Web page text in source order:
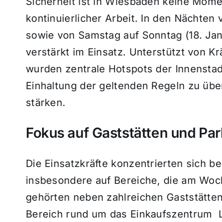
kontinuierlicher Arbeit. In den Nächten
sowie von Samstag auf Sonntag (18.
verstärkt im Einsatz. Unterstützt von
wurden zentrale Hotspots der
Einhaltung der geltenden Regeln zu
stärken.
Fokus auf Gaststätten und
Die Einsatzkräfte konzentrierten sich
insbesondere auf Bereiche, die am
gehörten neben zahlreichen
Bereich rund um das Einkaufszentrum